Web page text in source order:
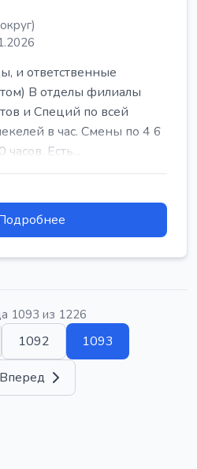
и ответственные
В отделы филиалы
и Специй по всей
в час. Смены по 4 6
Есть...
1093 из 1226
1092 1093
Вперед